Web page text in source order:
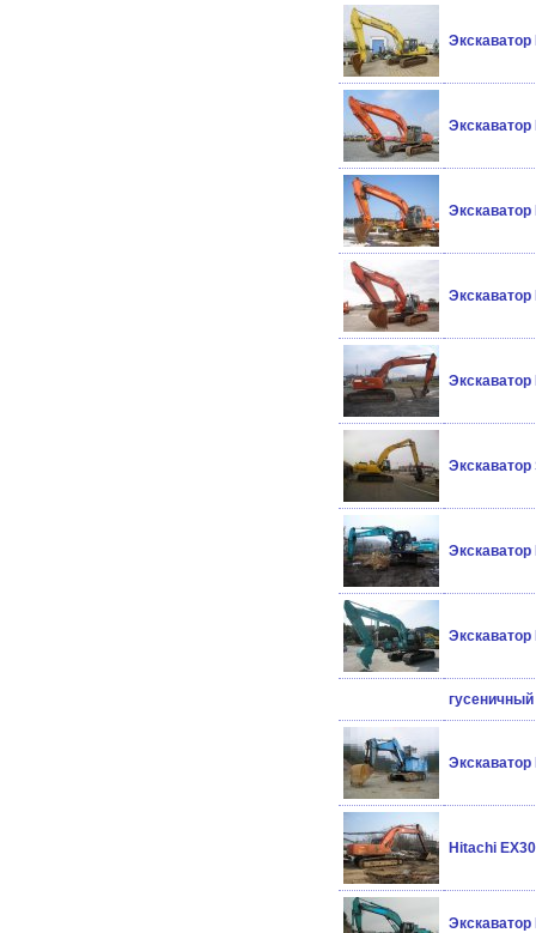
Экскаватор
Экскаватор
Экскаватор
Экскаватор
Экскаватор
гусеничный
Экскаватор
Hitachi